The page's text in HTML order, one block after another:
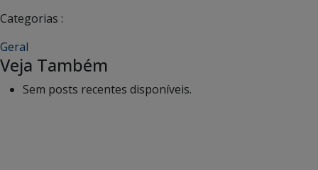
Categorias :
Geral
Veja Também
Sem posts recentes disponíveis.